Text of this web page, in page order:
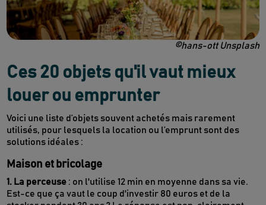
©hans-ott Unsplash
Ces 20 objets qu'il vaut mieux
louer ou emprunter
Voici une liste d’objets souvent achetés mais rarement
utilisés, pour lesquels la location ou l’emprunt sont des
solutions idéales :
Maison et bricolage
1. La perceuse : on l'utilise 12 min en moyenne dans sa vie.
Est-ce que ça vaut le coup d'investir 80 euros et de la